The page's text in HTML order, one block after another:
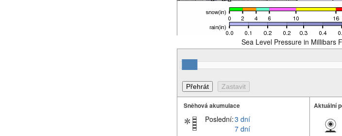
Sea Level Pressure in Millibars
Sněhová akumulace
Poslední:3 dní
7 dní
Aktuální